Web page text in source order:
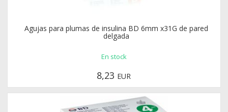
Agujas para plumas de insulina BD 6mm x31G de pared
delgada
En stock
8,23 EUR